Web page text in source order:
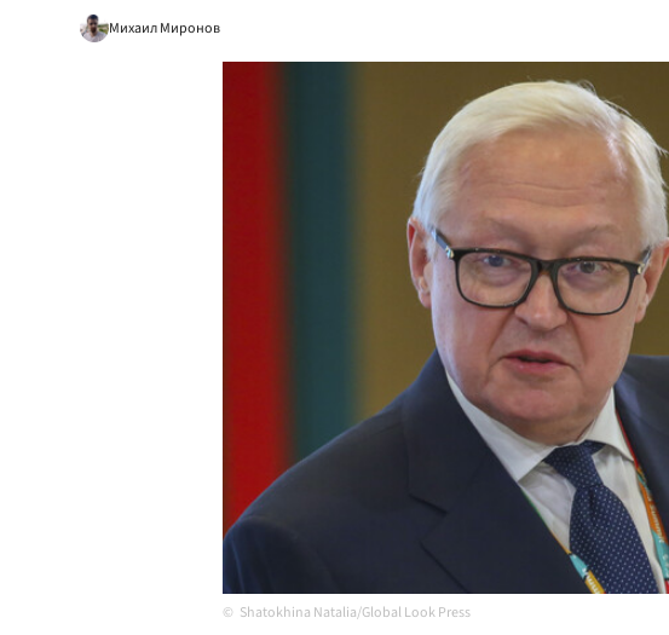
Михаил Миронов
Shatokhina Natalia/Global Look Press